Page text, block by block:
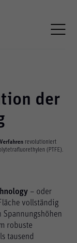
der
revolutioniert
(PTFE).
– oder
vollständig
robuste
tausend